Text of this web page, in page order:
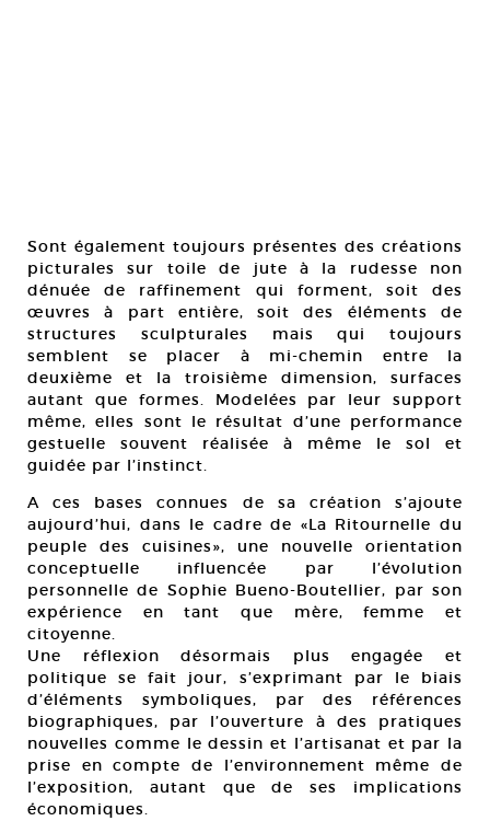
Sont également toujours présentes des créations
picturales sur toile de jute à la rudesse non
dénuée de raffinement qui forment, soit des
œuvres à part entière, soit des éléments de
structures sculpturales mais qui toujours
semblent se placer à mi-chemin entre la
deuxième et la troisième dimension, surfaces
autant que formes. Modelées par leur support
même, elles sont le résultat d’une performance
gestuelle souvent réalisée à même le sol et
guidée par l’instinct.
A ces bases connues de sa création s’ajoute
aujourd’hui, dans le cadre de «La Ritournelle du
peuple des cuisines», une nouvelle orientation
conceptuelle influencée par l’évolution
personnelle de Sophie Bueno-Boutellier, par son
expérience en tant que mère, femme et
citoyenne.
Une réflexion désormais plus engagée et
politique se fait jour, s’exprimant par le biais
d’éléments symboliques, par des références
biographiques, par l’ouverture à des pratiques
nouvelles comme le dessin et l’artisanat et par la
prise en compte de l’environnement même de
l’exposition, autant que de ses implications
économiques.